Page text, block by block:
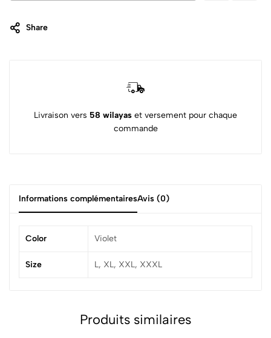
Share
Livraison vers 58 wilayas et versement pour chaque
commande
Informations complémentairesAvis (0)
Color Violet
Size L, XL, XXL, XXXL
Produits similaires